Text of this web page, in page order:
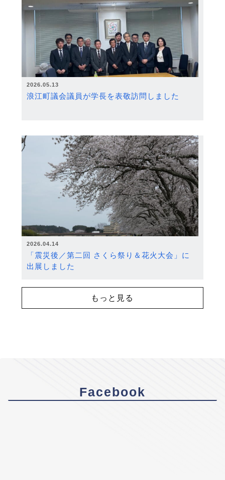
2026.05.13
浪江町議会議員が学長を表敬訪問しました
2026.04.14
「震災後／第二回 さくら祭り＆花火大会」に
出展しました
もっと見る
Facebook